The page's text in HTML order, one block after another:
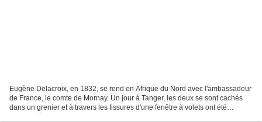
Eugène Delacroix, en 1832, se rend en Afrique du Nord avec l'ambassadeur
de France, le comte de Mornay. Un jour à Tanger, les deux se sont cachés
dans un grenier et à travers les fissures d'une fenêtre à volets ont été